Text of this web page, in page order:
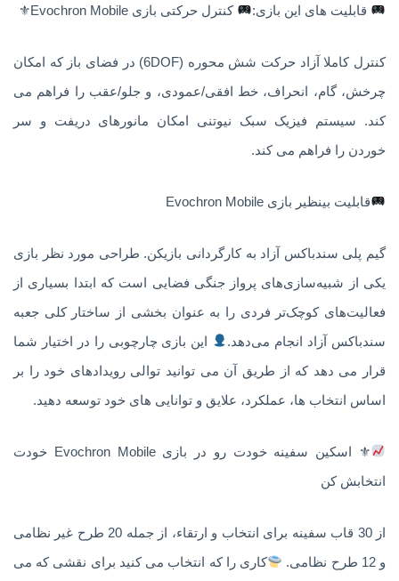
قابلیت های این بازی: کنترل حرکتی بازی Evochron Mobile⚜
کنترل کاملا آزاد حرکت شش محوره (6DOF) در فضای باز که امکان
چرخش، گام، انحراف، خط افقی/عمودی، و جلو/عقب را فراهم می
کند. سیستم فیزیک سبک نیوتنی امکان مانورهای دریفت و سر
خوردن را فراهم می کند.
قابلیت بینظیر بازی Evochron Mobile
گیم پلی سندباکس آزاد به کارگردانی بازیکن. طراحی مورد نظر بازی
یکی از شبیه‌سازی‌های پرواز جنگی فضایی است که ابتدا بسیاری از
فعالیت‌های کوچک‌تر فردی را به عنوان بخشی از ساختار کلی جعبه
سندباکس آزاد انجام می‌دهد.
این بازی چارچوبی را در اختیار شما
قرار می دهد که از طریق آن می توانید توالی رویدادهای خود را بر
اساس انتخاب ها، عملکرد، علایق و توانایی های خود توسعه دهید.
⚜ اسکین سفینه خودت رو در بازی Evochron Mobile خودت
انتخابش کن
از 30 قاب سفینه برای انتخاب و ارتقاء، از جمله 20 طرح غیر نظامی
و 12 طرح نظامی.
کاری را که انتخاب می کنید برای نقشی که می